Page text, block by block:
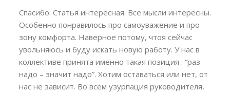
Спасибо. Статья интересная. Все мысли интересны.
Особенно понравилось про самоуважение и про
зону комфорта. Наверное потому, чтоя сейчас
увольняюсь и буду искать новую работу. У нас в
коллективе принята именно такая позиция : “раз
надо – значит надо”. Хотим оставаться или нет, от
нас не зависит. Во всем узурпация руководителя,